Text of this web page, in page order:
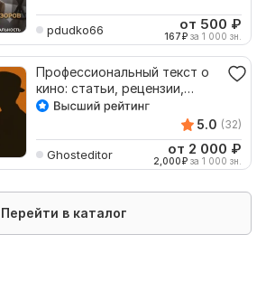
pdudko66 от 500 ₽
167₽ за 1 000 зн.
Профессиональный текст о
кино: статьи, рецензии,
аналитика
5.0 (32)
Ghosteditor от 2 000 ₽
2,000₽ за 1 000 зн.
Перейти в каталог